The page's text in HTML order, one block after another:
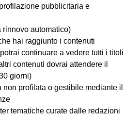
pubblicitaria e
rinnovo automatico)
hai raggiunto i contenuti
continuare a vedere tutti i titoli
contenuti dovrai attendere il
giorni)
non profilata o gestibile mediante il
tematiche curate dalle redazioni